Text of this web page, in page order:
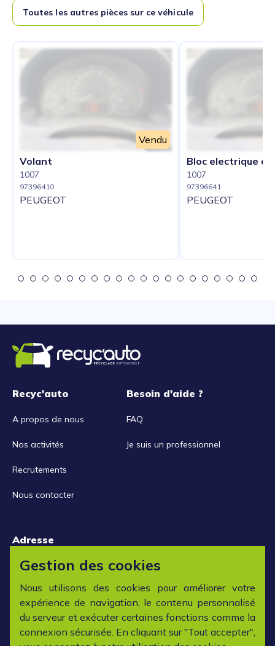
Toutes les autres pièces sur ce véhicule
Vendu
Volant
1007
97396410
PEUGEOT
Bloc electrique
1007
97396641
PEUGEOT
Recyc'auto
A propos de nous
Nos activités
Recrutements
Nous contacter
Besoin d'aide ?
FAQ
Je suis un professionnel
Adresse
15 rue de la Libération
42152 L'horme
Horaires
Gestion des cookies
Nous utilisons des cookies pour améliorer votre
expérience de navigation, le contenu personnalisé
du serveur et exécuter certaines fonctions comme la
connexion sécurisée. En cliquant sur "Tout accepter",